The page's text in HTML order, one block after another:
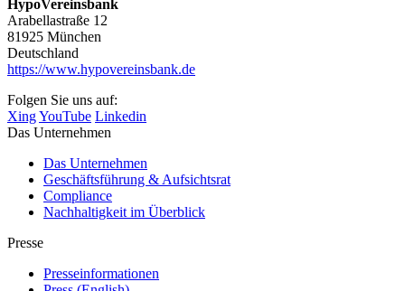
HypoVereinsbank
Arabellastraße 12
81925 München
Deutschland
https://www.hypovereinsbank.de
Folgen Sie uns auf:
XingYouTube Linkedin
Das Unternehmen
Das Unternehmen
Geschäftsführung & Aufsichtsrat
Compliance
Nachhaltigkeit im Überblick
Presse
Presseinformationen